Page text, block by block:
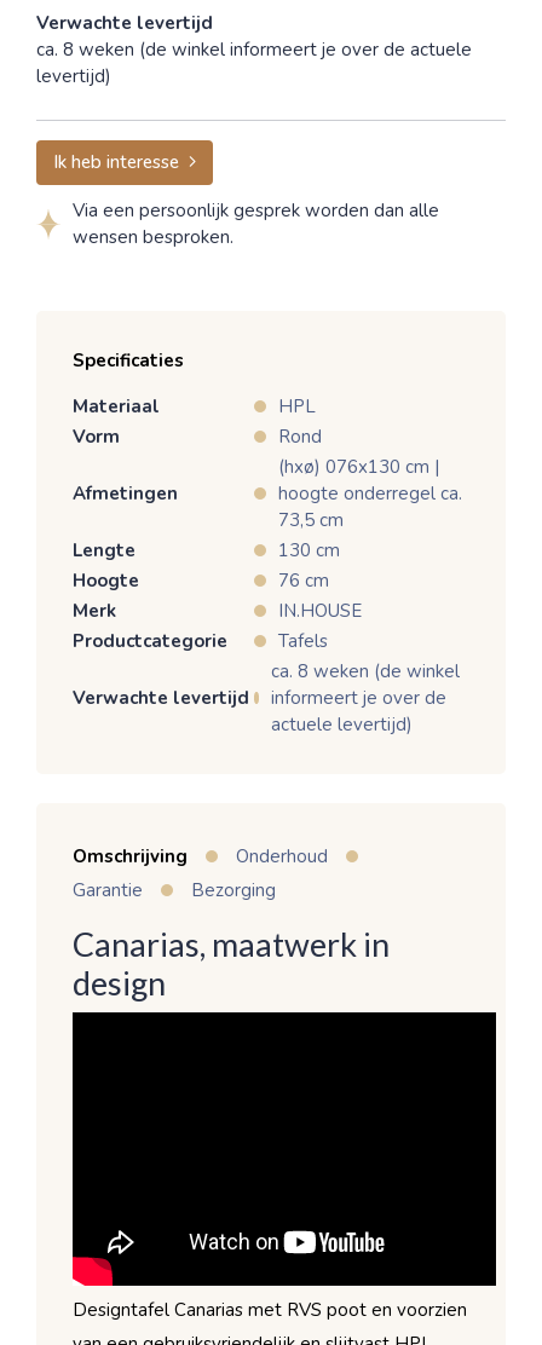
Verwachte levertijd
ca. 8 weken (de winkel informeert je over de actuele
levertijd)
Ik heb interesse
Via een persoonlijk gesprek worden dan alle
wensen besproken.
Specificaties
Materiaal
HPL
Vorm
Rond
Afmetingen
(hxø) 076x130 cm |
hoogte onderregel ca.
73,5 cm
Lengte
130 cm
Hoogte
76 cm
Merk
IN.HOUSE
Productcategorie
Tafels
Verwachte levertijd
ca. 8 weken (de winkel
informeert je over de
actuele levertijd)
Omschrijving
Onderhoud
Garantie
Bezorging
Canarias, maatwerk in
design
Designtafel Canarias met RVS poot en voorzien